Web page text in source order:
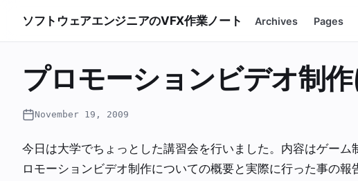
ソフトウェアエンジニアのVFX作業ノート Archives Pages
プロモーションビデオ制
November 19, 2009
今日は大学でちょっとした講習会を行いました。内容はゲー
ロモーションビデオ制作についての概要と実際に行った事の